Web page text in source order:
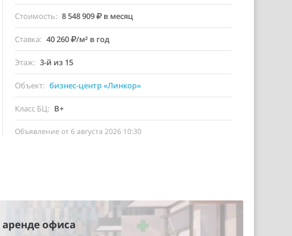
Стоимость 8 548 909 в месяц
Ставка 40 260 /м² в год
Этаж 3-й из 15
Объект бизнес-центр «Линкор»
Класс БЦ B+
Объявление от 6 августа 2026 10:30
офиса